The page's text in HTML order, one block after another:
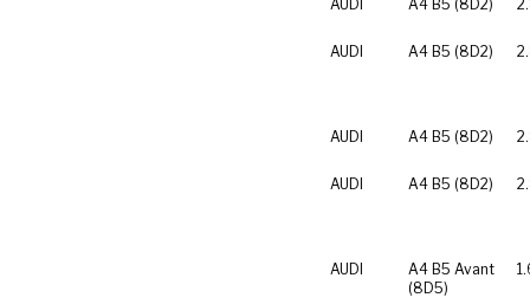
AUDI A4 B5 (8D2)
AUDI A4 B5 (8D2)
AUDI A4 B5 (8D2)
AUDI A4 B5 (8D2)
AUDI
A4 B5 Avant
(8D5)